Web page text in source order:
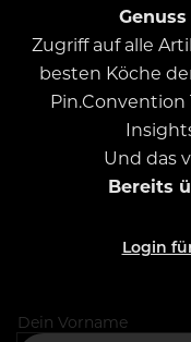
Zugriff auf alle
besten Köche
Pin.Convention
Und das
Bereits
Login
Dein Vorname